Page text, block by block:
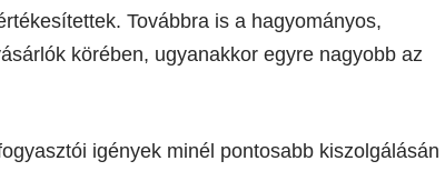
Továbbra is a hagyományos,
körében, ugyanakkor egyre nagyobb az
igények minél pontosabb kiszolgálásán